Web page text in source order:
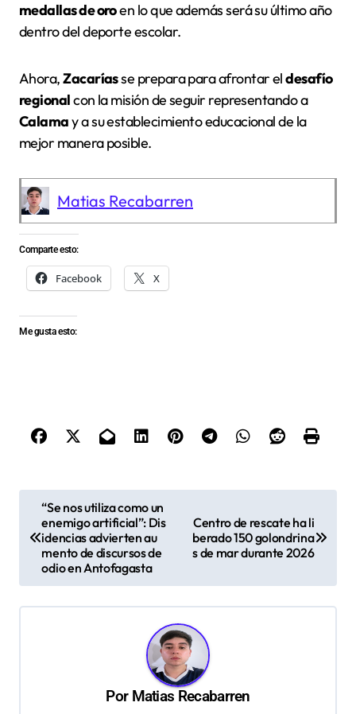
medallas de oroen lo que además será su último año
dentro del deporte escolar.
Ahora,Zacaríasse prepara para afrontar eldesafío
regionalcon la misión de seguir representando a
Calamay a su establecimiento educacional de la
mejor manera posible.
Matias Recabarren
Comparte esto:
Facebook X
Me gusta esto:
e
g
“Se nos utiliza como un
enemigo artificial”: Dis
idencias advierten au
mento de discursos de
odio en Antofagasta
Centro de rescate ha li
berado 150 golondrina
s de mar durante 2026
Por Matias Recabarren